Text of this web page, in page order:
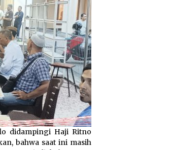
didampingi Haji Ritno
bahwa saat ini masih